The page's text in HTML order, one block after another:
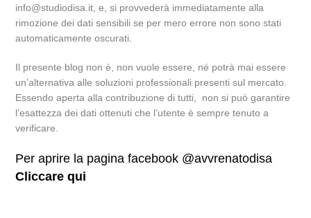
info@studiodisa.it, e, si provvederà immediatamente alla
rimozione dei dati sensibili se per mero errore non sono stati
automaticamente oscurati.
Il presente blog non è, non vuole essere, né potrà mai essere
un’alternativa alle soluzioni professionali presenti sul mercato.
Essendo aperta alla contribuzione di tutti, non si può garantire
l’esattezza dei dati ottenuti che l’utente è sempre tenuto a
verificare.
Per aprire la pagina facebook @avvrenatodisa
Cliccare qui